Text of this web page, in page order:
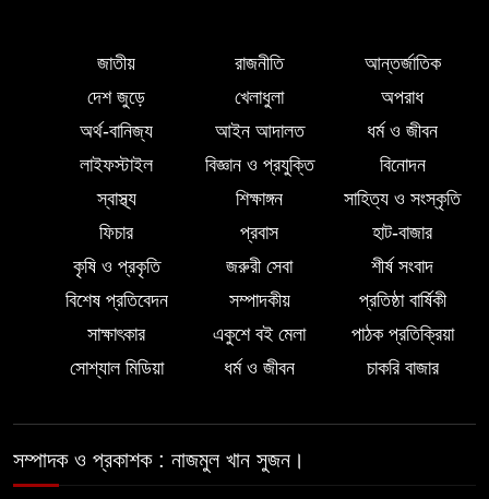
পুলিশের
লালমোহনে পানিতে ডুবে শিশুর মৃত্যু
পরকীয়ার অভিযোগে অভিযুক্ত ছাত্রদল
নেতা শরীফ বেপারীকে অব্যাহতি দিল ভোলা
জেলা ছাত্রদল
লালমোহনে গৃহবধূকে জিম্মি করে ডাকাতি-
শ্লীলতাহানি, গ্রেপ্তার ৩
জাতীয় রাজনীতি
আন্তর্জাতিক
দেশ জুড়ে
খেলাধুলা
অপরাধ
অর্থ-বানিজ্য
আইন আদালত
ধর্ম ও জীবন
লাইফস্টাইল
বিজ্ঞান ও প্রযুক্তি
বিনোদন
স্বাস্থ্য
শিক্ষাঙ্গন
সাহিত্য ও সংস্কৃতি
ফিচার
প্রবাস
হাট-বাজার
কৃষি ও প্রকৃতি
জরুরী সেবা
শীর্ষ সংবাদ
বিশেষ প্রতিবেদন
সম্পাদকীয়
প্রতিষ্ঠা বার্ষিকী
সাক্ষাৎকার
একুশে বই মেলা
পাঠক প্রতিক্রিয়া
সোশ্যাল মিডিয়া
ধর্ম ও জীবন চাকরি বাজার
সম্পাদক ও প্রকাশক : নাজমুল খান সুজন।